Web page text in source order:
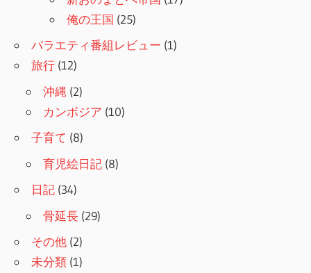
俺の王国 (25)
バラエティ番組レビュー (1)
旅行 (12)
沖縄 (2)
カンボジア (10)
子育て (8)
育児絵日記 (8)
日記 (34)
骨延長 (29)
その他 (2)
未分類 (1)